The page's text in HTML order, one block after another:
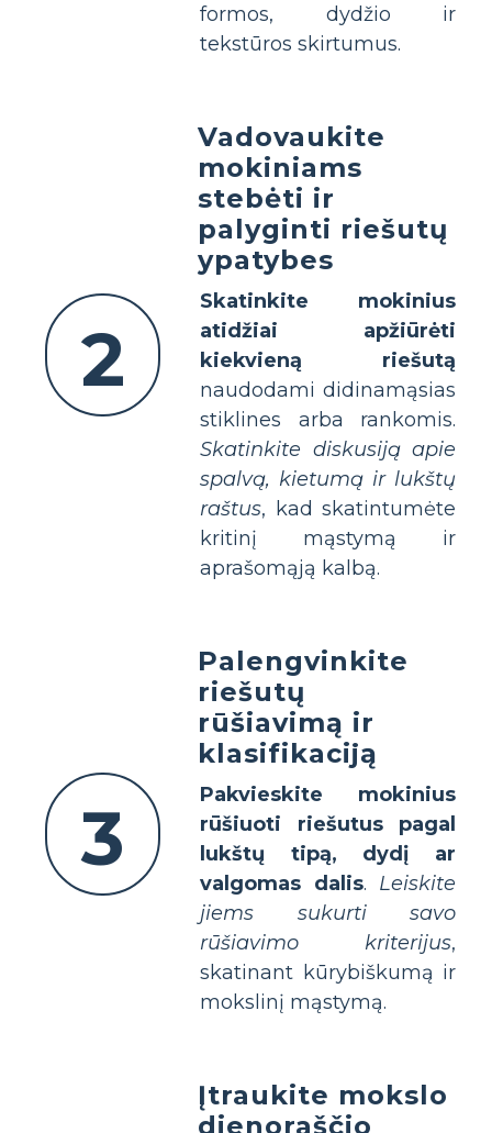
formos, dydžio ir
tekstūros skirtumus.
2
Vadovaukite
mokiniams
stebėti ir
palyginti riešutų
ypatybes
Skatinkite mokinius
atidžiai apžiūrėti
kiekvieną riešutą
naudodami didinamąsias
stiklines arba rankomis.
Skatinkite diskusiją apie
spalvą, kietumą ir lukštų
raštus, kad skatintumėte
kritinį mąstymą ir
aprašomąją kalbą.
3
Palengvinkite
riešutų
rūšiavimą ir
klasifikaciją
Pakvieskite mokinius
rūšiuoti riešutus pagal
lukštų tipą, dydį ar
valgomas dalis. Leiskite
jiems sukurti savo
rūšiavimo kriterijus,
skatinant kūrybiškumą ir
mokslinį mąstymą.
Įtraukite mokslo
dienoraščio